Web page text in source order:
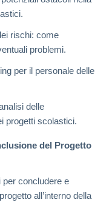
rischi: come
problemi.
per il personale delle
delle
progetti scolastici.
del Progetto
per concludere e
all’interno della